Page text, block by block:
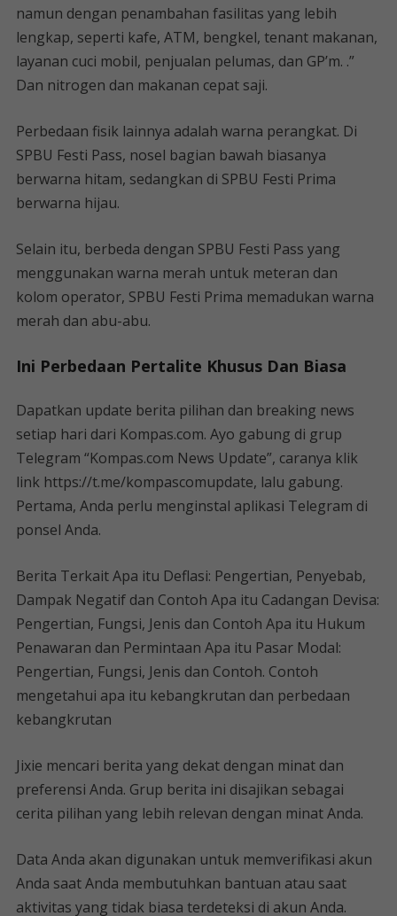
namun dengan penambahan fasilitas yang lebih
lengkap, seperti kafe, ATM, bengkel, tenant makanan,
layanan cuci mobil, penjualan pelumas, dan GP’m. .”
Dan nitrogen dan makanan cepat saji.
Perbedaan fisik lainnya adalah warna perangkat. Di
SPBU Festi Pass, nosel bagian bawah biasanya
berwarna hitam, sedangkan di SPBU Festi Prima
berwarna hijau.
Selain itu, berbeda dengan SPBU Festi Pass yang
menggunakan warna merah untuk meteran dan
kolom operator, SPBU Festi Prima memadukan warna
merah dan abu-abu.
Ini Perbedaan Pertalite Khusus Dan Biasa
Dapatkan update berita pilihan dan breaking news
setiap hari dari Kompas.com. Ayo gabung di grup
Telegram “Kompas.com News Update”, caranya klik
link https://t.me/kompascomupdate, lalu gabung.
Pertama, Anda perlu menginstal aplikasi Telegram di
ponsel Anda.
Berita Terkait Apa itu Deflasi: Pengertian, Penyebab,
Dampak Negatif dan Contoh Apa itu Cadangan Devisa:
Pengertian, Fungsi, Jenis dan Contoh Apa itu Hukum
Penawaran dan Permintaan Apa itu Pasar Modal:
Pengertian, Fungsi, Jenis dan Contoh. Contoh
mengetahui apa itu kebangkrutan dan perbedaan
kebangkrutan
Jixie mencari berita yang dekat dengan minat dan
preferensi Anda. Grup berita ini disajikan sebagai
cerita pilihan yang lebih relevan dengan minat Anda.
Data Anda akan digunakan untuk memverifikasi akun
Anda saat Anda membutuhkan bantuan atau saat
aktivitas yang tidak biasa terdeteksi di akun Anda.